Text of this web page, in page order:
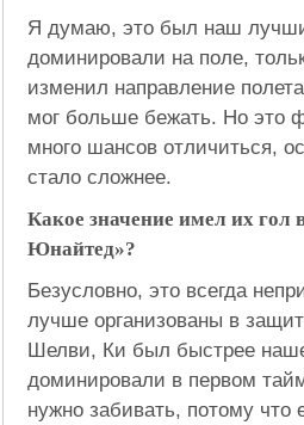
Я думаю, это был наш
доминировали на поле,
изменил направление
мог больше бежать. Но это
много шансов отличиться,
стало сложнее.
Какое значение имел их гол
Юнайтед»?
Безусловно, это всегда
лучше организованы в
Шелви, Ки был быстрее
доминировали в первом
нужно забивать, потому что